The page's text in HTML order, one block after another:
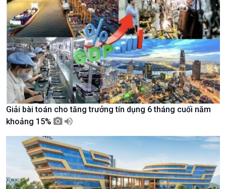
Giới thiệu
Thời sự
Thời sự 6h
Thời sự 12h
Thời sự 18h
Thời sự 21h30
Bản tin
Chuyên mục
Theo dòng Thời sự
Giải bài toán cho tăng trưởng tín dụng 6 tháng cuối năm
khoảng 15%